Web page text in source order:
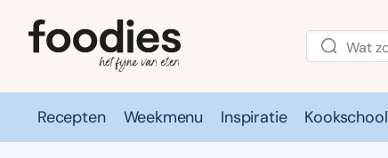
Recepten Weekmenu Inspiratie Kookschool